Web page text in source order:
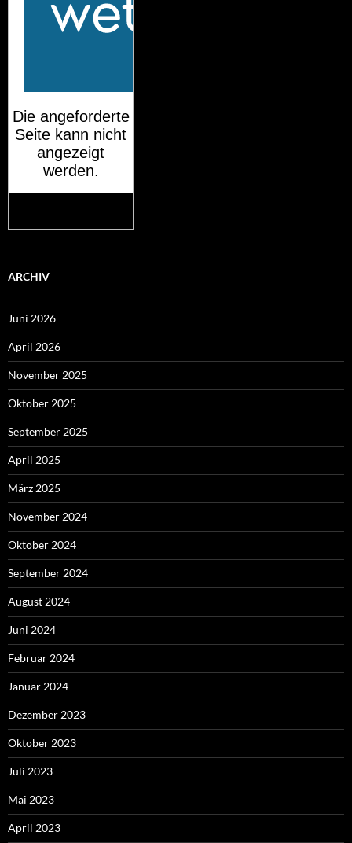
ARCHIV
Juni 2026
April 2026
November 2025
Oktober 2025
September 2025
April 2025
März 2025
November 2024
Oktober 2024
September 2024
August 2024
Juni 2024
Februar 2024
Januar 2024
Dezember 2023
Oktober 2023
Juli 2023
Mai 2023
April 2023